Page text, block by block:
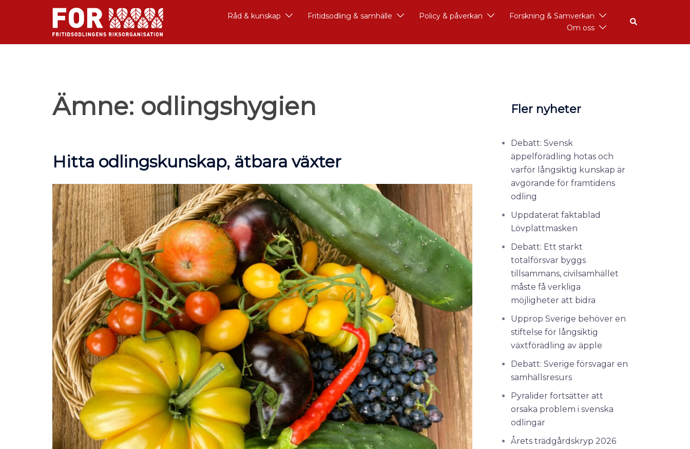
Råd & kunskap Fritidsodling & samhälle Policy & påverkan
Forskning & Samverkan
Om oss
Ämne: odlingshygien
Hitta odlingskunskap, ätbara växter
Fler nyheter
Debatt: Svensk
äppelförädling hotas och
varför långsiktig kunskap är
avgörande för framtidens
odling
Uppdaterat faktablad
Lövplattmasken
Debatt: Ett starkt
totalförsvar byggs
tillsammans, civilsamhället
måste få verkliga
möjligheter att bidra
Upprop Sverige behöver en
stiftelse för långsiktig
växtförädling av äpple
Debatt: Sverige försvagar en
samhällsresurs
Pyralider fortsätter att
orsaka problem i svenska
odlingar
Årets trädgårdskryp 2026